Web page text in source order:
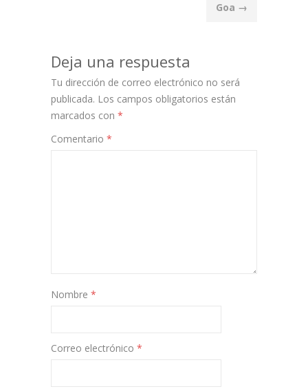
Goa →
Deja una respuesta
Tu dirección de correo electrónico no será
publicada. Los campos obligatorios están
marcados con *
Comentario *
Nombre *
Correo electrónico *